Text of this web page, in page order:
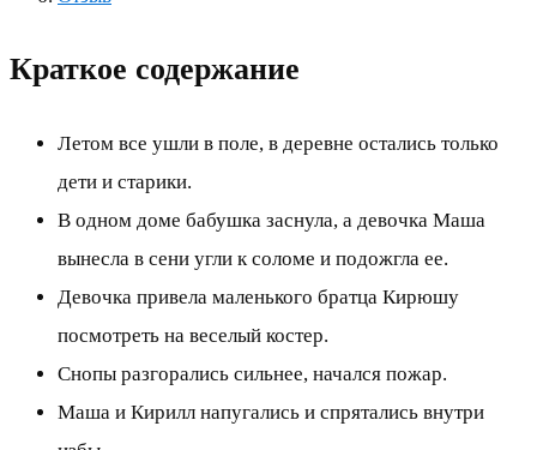
Краткое содержание
Летом все ушли в поле, в деревне остались только
дети и старики.
В одном доме бабушка заснула, а девочка Маша
вынесла в сени угли к соломе и подожгла ее.
Девочка привела маленького братца Кирюшу
посмотреть на веселый костер.
Снопы разгорались сильнее, начался пожар.
Маша и Кирилл напугались и спрятались внутри